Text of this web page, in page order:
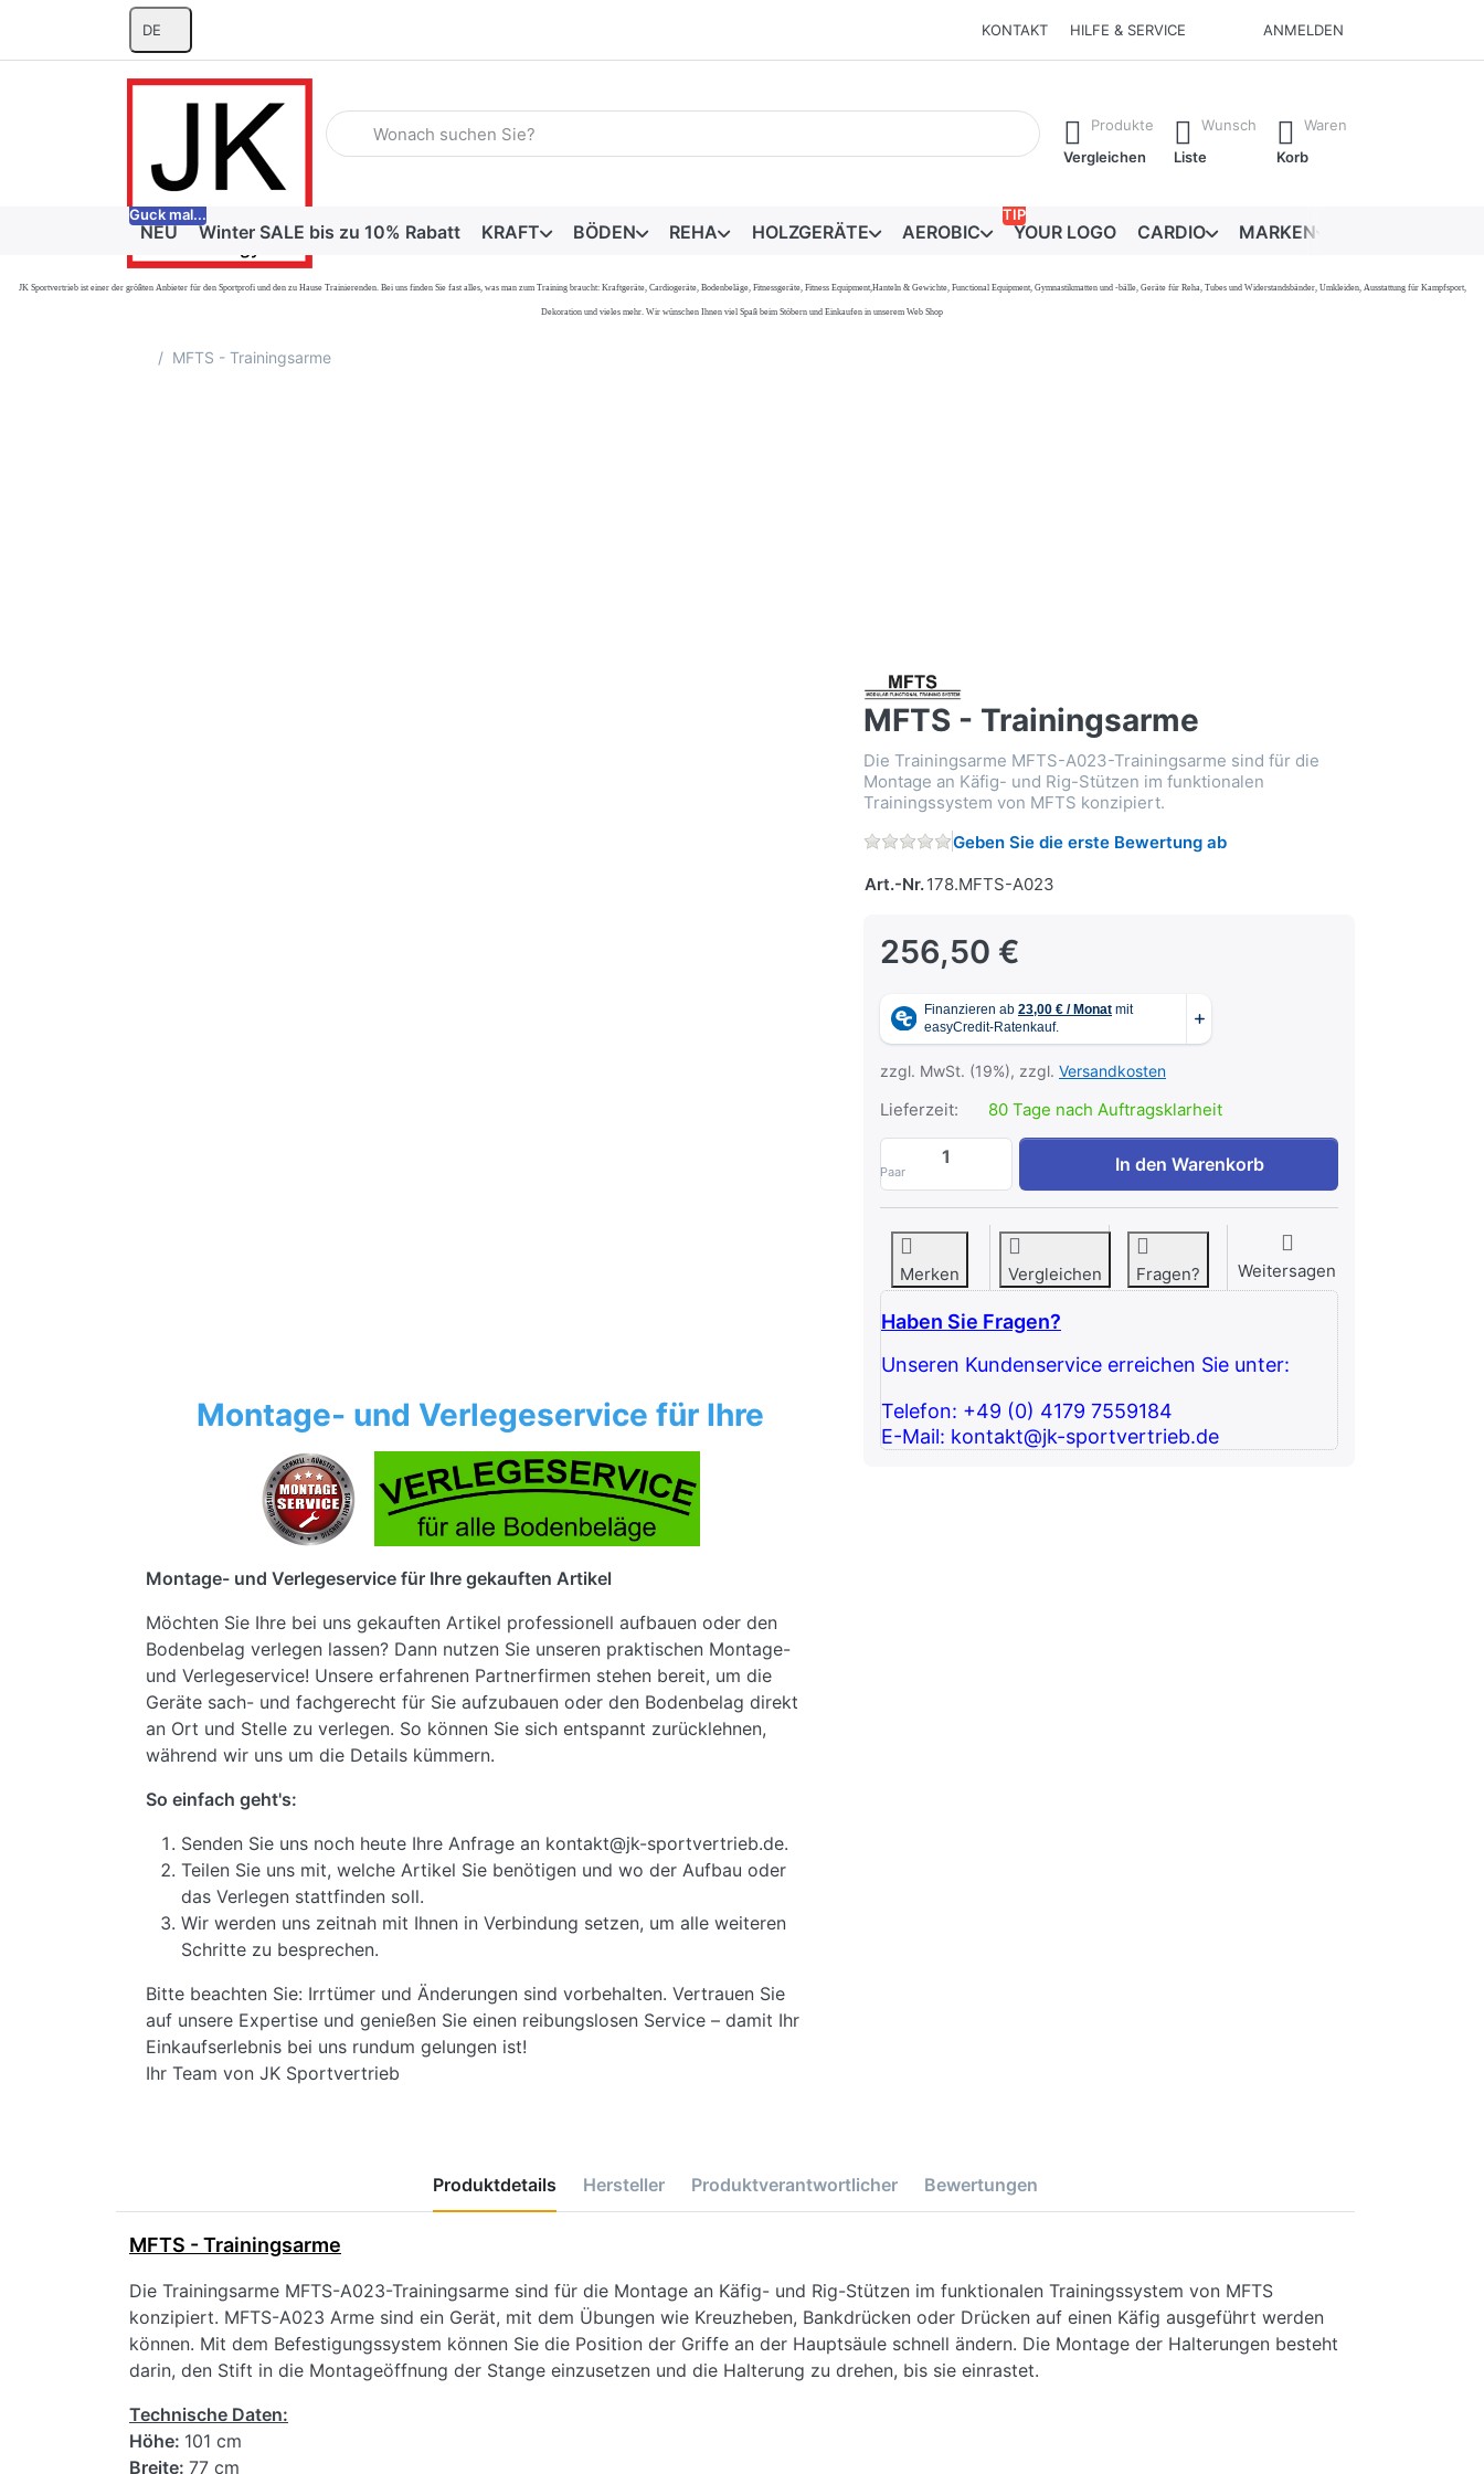
DE KONTAKT HILFE & SERVICE ANMELDEN
Geben Sie einen Suchbegriff ein. Während Sie tippen, erscheinen automatisch erste Ergebnisse. Drücken Sie die Eingabetaste, um alle Ergebnisse
Produkte
Vergleichen
Wunsch
Liste
Waren
Korb
NEU
Guck mal...
Winter SALE bis zu 10% Rabatt KRAFT BÖDEN REHA HOLZGERÄTE AEROBIC YOUR LOGO
TIP
CARDIO MARKEN
JK Sportvertrieb ist einer der größten Anbieter für den Sportprofi und den zu Hause Trainierenden. Bei uns finden Sie fast alles, was man zum Training braucht: Kraftgeräte, Cardiogeräte, Bodenbeläge, Fitnessgeräte, Fitness Equipment,Hanteln & Gewichte, Functional Equipment, Gymnastikmatten und -bälle, Geräte für Reha, Tubes und Widerstandsbänder, Umkleiden, Ausstattung für Kampfsport,
Dekoration und vieles mehr. Wir wünschen Ihnen viel Spaß beim Stöbern und Einkaufen in unserem Web Shop
Startseite
MFTS - Trainingsarme
Montage- und Verlegeservice für Ihre
Montage- und Verlegeservice für Ihre gekauften Artikel
Möchten Sie Ihre bei uns gekauften Artikel professionell aufbauen oder den
Bodenbelag verlegen lassen? Dann nutzen Sie unseren praktischen Montage-
und Verlegeservice! Unsere erfahrenen Partnerfirmen stehen bereit, um die
Geräte sach- und fachgerecht für Sie aufzubauen oder den Bodenbelag direkt
an Ort und Stelle zu verlegen. So können Sie sich entspannt zurücklehnen,
während wir uns um die Details kümmern.
So einfach geht's:
Senden Sie uns noch heute Ihre Anfrage an kontakt@jk-sportvertrieb.de.
Teilen Sie uns mit, welche Artikel Sie benötigen und wo der Aufbau oder
das Verlegen stattfinden soll.
Wir werden uns zeitnah mit Ihnen in Verbindung setzen, um alle weiteren
Schritte zu besprechen.
Bitte beachten Sie: Irrtümer und Änderungen sind vorbehalten. Vertrauen Sie
auf unsere Expertise und genießen Sie einen reibungslosen Service – damit Ihr
Einkaufserlebnis bei uns rundum gelungen ist!
Ihr Team von JK Sportvertrieb
MFTS - Trainingsarme
Die Trainingsarme MFTS-A023-Trainingsarme sind für die
Montage an Käfig- und Rig-Stützen im funktionalen
Trainingssystem von MFTS konzipiert.
Geben Sie die erste Bewertung ab
Art.-Nr.178.MFTS-A023
256,50 €
zzgl. MwSt. (19%), zzgl. Versandkosten
Lieferzeit: 80 Tage nach Auftragsklarheit
Paar
MFTS - Trainingsarme zu 256,50 €, Menge 1.
In den Warenkorb
Merken Vergleichen Fragen? Weitersagen
Haben Sie Fragen?
Unseren Kundenservice erreichen Sie unter:
Telefon: +49 (0) 4179 7559184
E-Mail: kontakt@jk-sportvertrieb.de
Produktdetails Hersteller Produktverantwortlicher Bewertungen
MFTS - Trainingsarme
Die Trainingsarme MFTS-A023-Trainingsarme sind für die Montage an Käfig- und Rig-Stützen im funktionalen Trainingssystem von MFTS
konzipiert. MFTS-A023 Arme sind ein Gerät, mit dem Übungen wie Kreuzheben, Bankdrücken oder Drücken auf einen Käfig ausgeführt werden
können. Mit dem Befestigungssystem können Sie die Position der Griffe an der Hauptsäule schnell ändern. Die Montage der Halterungen besteht
darin, den Stift in die Montageöffnung der Stange einzusetzen und die Halterung zu drehen, bis sie einrastet.
Technische Daten:
Höhe: 101 cm
Breite: 77 cm